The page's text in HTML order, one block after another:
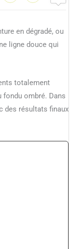
en dégradé, ou
ligne douce qui
totalement
ombré. Dans
des résultats finaux